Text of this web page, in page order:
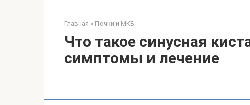
Главная » Почки и МКБ
Что такое синусная
симптомы и лечение